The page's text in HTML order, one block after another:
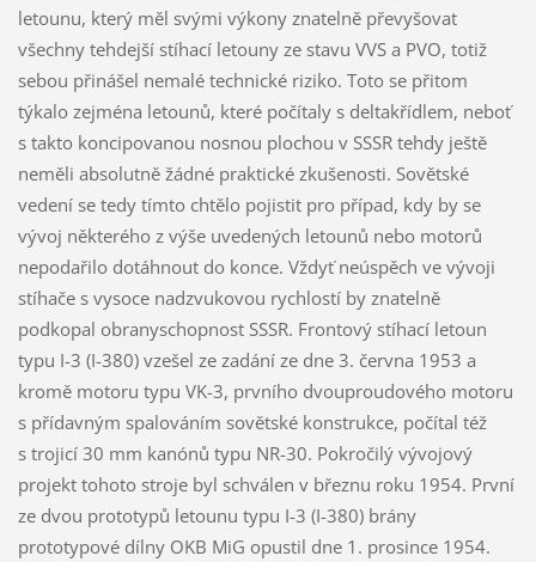
letounu, který měl svými výkony znatelně převyšovat
všechny tehdejší stíhací letouny ze stavu VVS a PVO, totiž
sebou přinášel nemalé technické riziko. Toto se přitom
týkalo zejména letounů, které počítaly s deltakřídlem, neboť
s takto koncipovanou nosnou plochou v SSSR tehdy ještě
neměli absolutně žádné praktické zkušenosti. Sovětské
vedení se tedy tímto chtělo pojistit pro případ, kdy by se
vývoj některého z výše uvedených letounů nebo motorů
nepodařilo dotáhnout do konce. Vždyť neúspěch ve vývoji
stíhače s vysoce nadzvukovou rychlostí by znatelně
podkopal obranyschopnost SSSR. Frontový stíhací letoun
typu I-3 (I-380) vzešel ze zadání ze dne 3. června 1953 a
kromě motoru typu VK-3, prvního dvouproudového motoru
s přídavným spalováním sovětské konstrukce, počítal též
s trojicí 30 mm kanónů typu NR-30. Pokročilý vývojový
projekt tohoto stroje byl schválen v březnu roku 1954. První
ze dvou prototypů letounu typu I-3 (I-380) brány
prototypové dílny OKB MiG opustil dne 1. prosince 1954.